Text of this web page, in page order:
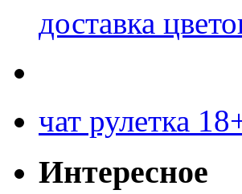
доставка
чат рулетка
Интересное